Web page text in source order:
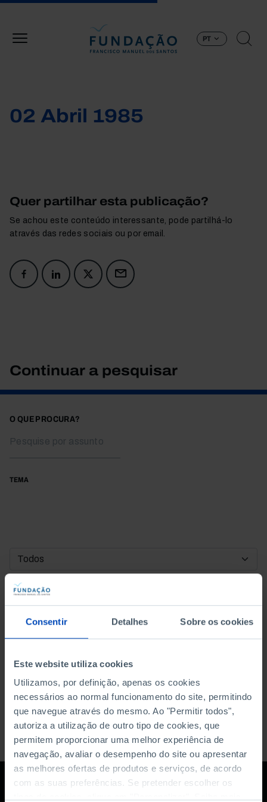
Consentir Detalhes Sobre os cookies
Este website utiliza cookies
Utilizamos, por definição, apenas os cookies
necessários ao normal funcionamento do site, permitindo
que navegue através do mesmo. Ao "Permitir todos",
autoriza a utilização de outro tipo de cookies, que
permitem proporcionar uma melhor experiência de
navegação, avaliar o desempenho do site ou apresentar
as melhores ofertas de produtos e serviços, de acordo
com as suas preferências. Se pretender escolher os
PT
02 Abril 1985
Quer partilhar esta publicação?
Se achou este conteúdo interessante, pode partilhá-lo
através das redes sociais ou por email.
Continuar a pesquisar
O QUE PROCURA?
TEMA
DATA DE INÍCIO
DATA DE FIM